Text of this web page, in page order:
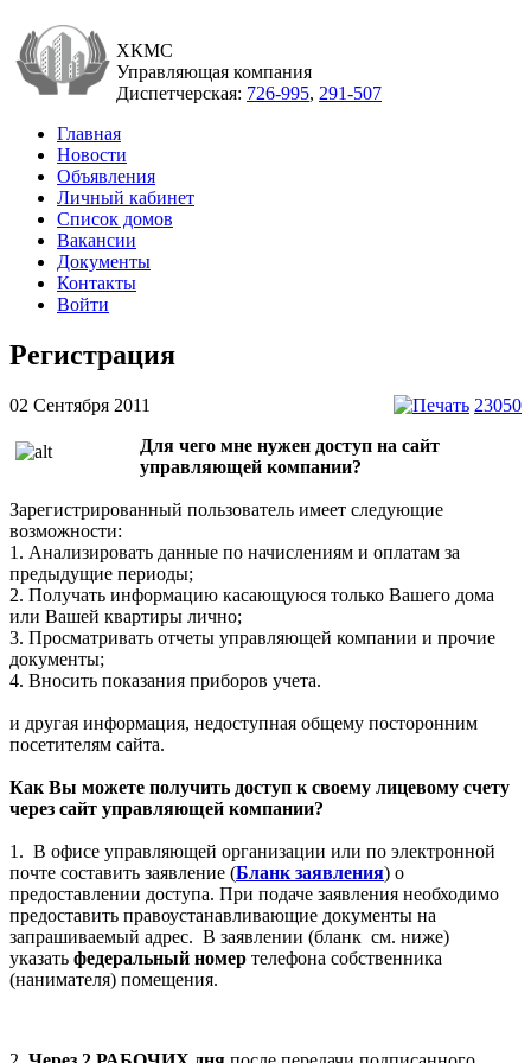
ХКМС
Управляющая компания
Диспетчерская: 726-995, 291-507
Главная
Новости
Объявления
Личный кабинет
Список домов
Вакансии
Документы
Контакты
Войти
Регистрация
02 Сентября 2011
23050
Для чего мне нужен доступ на сайт
управляющей компании?
Зарегистрированный пользователь имеет следующие
возможности:
1. Анализировать данные по начислениям и оплатам за
предыдущие периоды;
2. Получать информацию касающуюся только Вашего дома
или Вашей квартиры лично;
3. Просматривать отчеты управляющей компании и прочие
документы;
4. Вносить показания приборов учета.
и другая информация, недоступная общему посторонним
посетителям сайта.
Как Вы можете получить доступ к своему лицевому счету
через сайт управляющей компании?
1. В офисе управляющей организации или по электронной
почте составить заявление (Бланк заявления) о
предоставлении доступа. При подаче заявления необходимо
предоставить правоустанавливающие документы на
запрашиваемый адрес. В заявлении (бланк см. ниже)
указать федеральный номер телефона собственника
(нанимателя) помещения.